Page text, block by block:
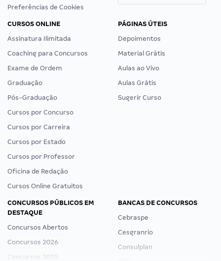
Preferências de Cookies
CURSOS ONLINE
Assinatura Ilimitada
Coaching para Concursos
Exame de Ordem
Graduação
Pós-Graduação
Cursos por Concurso
Cursos por Carreira
Cursos por Estado
Cursos por Professor
Oficina de Redação
Cursos Online Gratuitos
PÁGINAS ÚTEIS
Depoimentos
Material Grátis
Aulas ao Vivo
Aulas Grátis
Sugerir Curso
CONCURSOS PÚBLICOS EM
DESTAQUE
Concursos Abertos
Concursos 2026
Concursos 2025
BANCAS DE CONCURSOS
Cebraspe
Cesgranrio
Consulplan